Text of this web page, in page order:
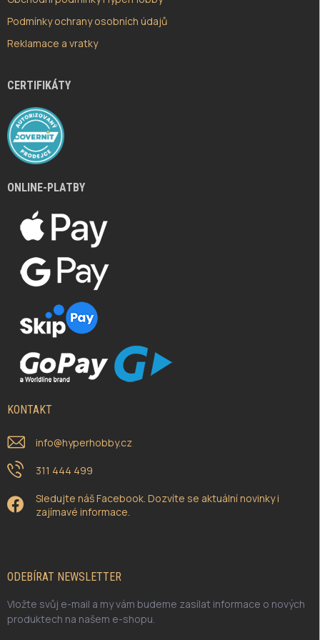
Podmínky ochrany osobních údajů
Reklamace a vratky
CERTIFIKÁTY
ONLINE-PLATBY
KONTAKT
info@hyperhobby.cz
311 444 499
Sledujte náš Facebook. Dozvíte se aktuální novinky i
zajímavé informace.
ODEBÍRAT NEWSLETTER
Vložte svůj e-mail a my vám budeme zasílat informace o nových
produktech na našem e-shopu.